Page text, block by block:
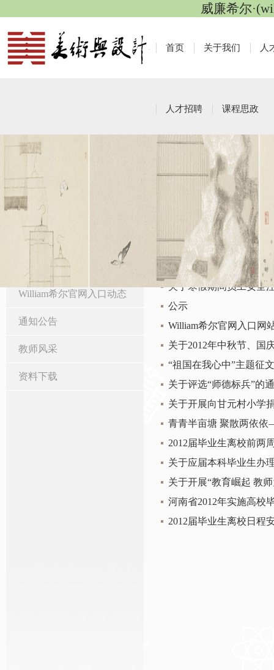
威廉希尔
首页 关于我们 人
人才招聘 课程思政
栏目导航
William希尔官网入口动态
通知公告
教师风采
资料下载
通知公告
关于寒假期间员工安全
公示
​William希尔官网入口网
关于2012年中秋节、国
“祖国在我心中”主题征
关于评选“师德标兵”的
关于开展向甘元村小学
青青半亩塘 聚散两依
​2012届毕业生离校前两
关于应届本科毕业生办
关于开展“教育崛起 教
河南省2012年实施高校
2012届毕业生离校日程